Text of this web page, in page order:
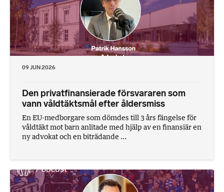
09 JUN 2026
Den privatfinansierade försvararen som
vann våldtäktsmål efter åldersmiss
En EU-medborgare som dömdes till 3 års fängelse för
våldtäkt mot barn anlitade med hjälp av en finansiär en
ny advokat och en biträdande ...